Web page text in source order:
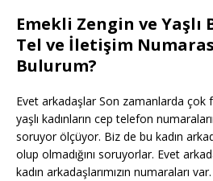
Emekli Zengin ve Yaşlı
Tel ve İletişim
Bulurum?
Evet arkadaşlar Son zamanlarda çok
yaşlı kadınların cep telefon
soruyor ölçüyor. Biz de bu kadın
olup olmadığını soruyorlar. Evet
kadın arkadaşlarımızın numaraları